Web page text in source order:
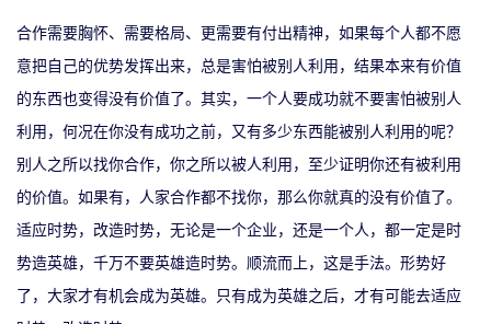
合作需要胸怀、需要格局、更需要有付出精神，如果每个人都不愿
意把自己的优势发挥出来，总是害怕被别人利用，结果本来有价值
的东西也变得没有价值了。其实，一个人要成功就不要害怕被别人
利用，何况在你没有成功之前，又有多少东西能被别人利用的呢？
别人之所以找你合作，你之所以被人利用，至少证明你还有被利用
的价值。如果有，人家合作都不找你，那么你就真的没有价值了。
适应时势，改造时势，无论是一个企业，还是一个人，都一定是时
势造英雄，千万不要英雄造时势。顺流而上，这是手法。形势好
了，大家才有机会成为英雄。只有成为英雄之后，才有可能去适应